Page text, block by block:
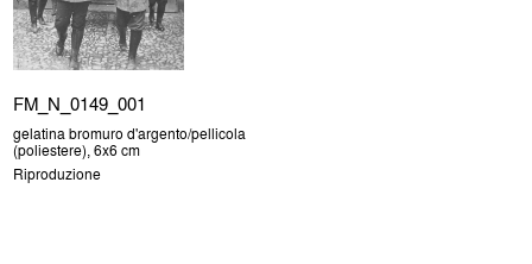
FM_N_0149_001
gelatina bromuro d'argento/pellicola
(poliestere), 6x6 cm
Riproduzione